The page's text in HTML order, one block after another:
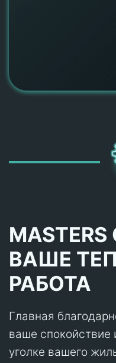
ВАШЕ
РАБОТА
Главная
ваше
уголке вашего